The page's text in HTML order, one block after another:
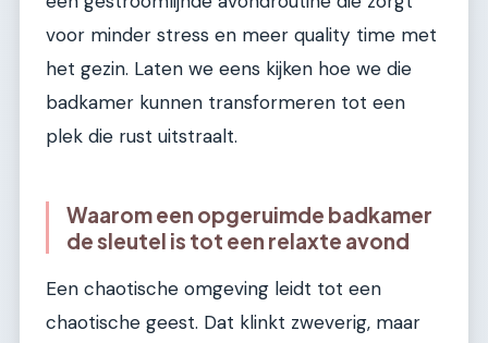
voor minder stress en meer quality time met
het gezin. Laten we eens kijken hoe we die
badkamer kunnen transformeren tot een
plek die rust uitstraalt.
Waarom een opgeruimde badkamer
de sleutel is tot een relaxte avond
Een chaotische omgeving leidt tot een
chaotische geest. Dat klinkt zweverig, maar